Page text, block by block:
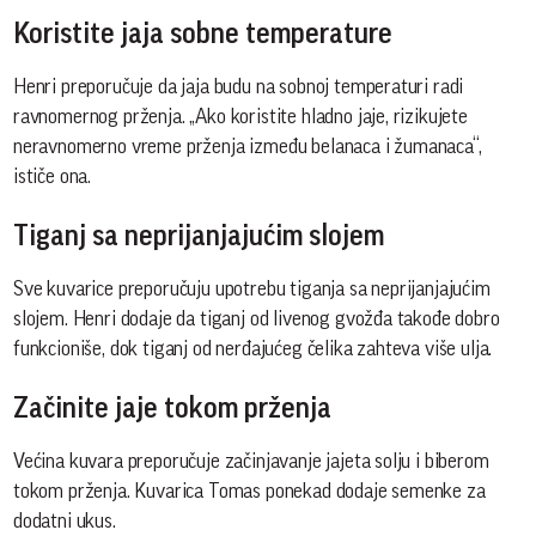
Koristite jaja sobne temperature
Henri preporučuje da jaja budu na sobnoj temperaturi radi
ravnomernog prženja. „Ako koristite hladno jaje, rizikujete
neravnomerno vreme prženja između belanaca i žumanaca“,
ističe ona.
Tiganj sa neprijanjajućim slojem
Sve kuvarice preporučuju upotrebu tiganja sa neprijanjajućim
slojem. Henri dodaje da tiganj od livenog gvožđa takođe dobro
funkcioniše, dok tiganj od nerđajućeg čelika zahteva više ulja.
Začinite jaje tokom prženja
Većina kuvara preporučuje začinjavanje jajeta solju i biberom
tokom prženja. Kuvarica Tomas ponekad dodaje semenke za
dodatni ukus.